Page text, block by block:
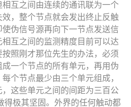
互之间由连续的通讯联为一个
，整个节点就会发出终止反触
伪信号源再向下一节点发送信
互之间的监测精度目前可以达
照刚才那位先生的办法，必须
一个节点的所有单元，再用伪
个节点最少由三个单元组成，
这些单元之间的间距为三百公
得极其坚固。外界的任何触动都